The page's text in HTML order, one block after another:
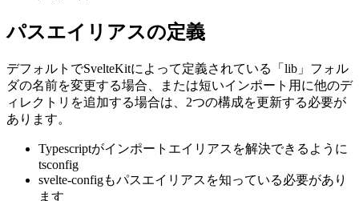
2022年2月12日
パスエイリアスの定義
デフォルトでSvelteKitによって定義されている「lib」フォル
ダの名前を変更する場合、または短いインポート用に他のデ
ィレクトリを追加する場合は、2つの構成を更新する必要が
あります。
Typescriptがインポートエイリアスを解決できるように